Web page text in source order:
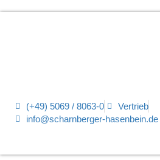
(+49) 5069 / 8063-0
Vertrieb
info@scharnberger-hasenbein.de